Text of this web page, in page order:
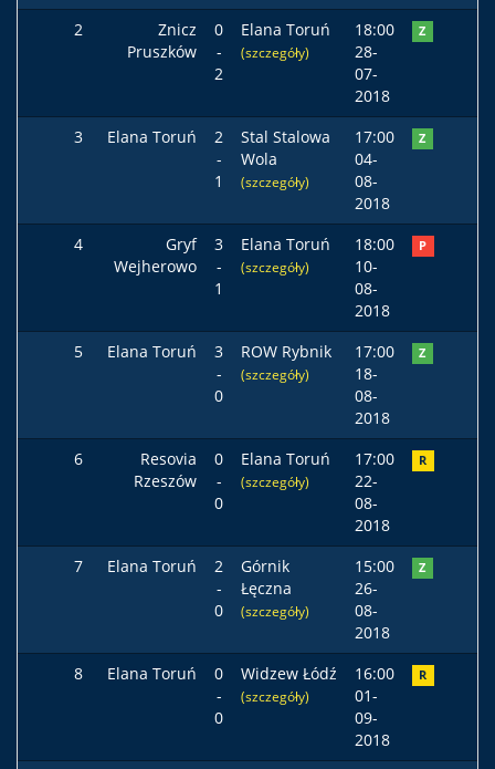
2
Znicz
Pruszków
0
-
2
Elana Toruń
(szczegóły)
18:00
28-
07-
2018
Z
3 Elana Toruń
2
-
1
Stal Stalowa
Wola
(szczegóły)
17:00
04-
08-
2018
Z
4
Gryf
Wejherowo
3
-
1
Elana Toruń
(szczegóły)
18:00
10-
08-
2018
P
5 Elana Toruń
3
-
0
ROW Rybnik
(szczegóły)
17:00
18-
08-
2018
Z
6
Resovia
Rzeszów
0
-
0
Elana Toruń
(szczegóły)
17:00
22-
08-
2018
R
7 Elana Toruń
2
-
0
Górnik
Łęczna
(szczegóły)
15:00
26-
08-
2018
Z
8 Elana Toruń
0
-
0
Widzew Łódź
(szczegóły)
16:00
01-
09-
2018
R